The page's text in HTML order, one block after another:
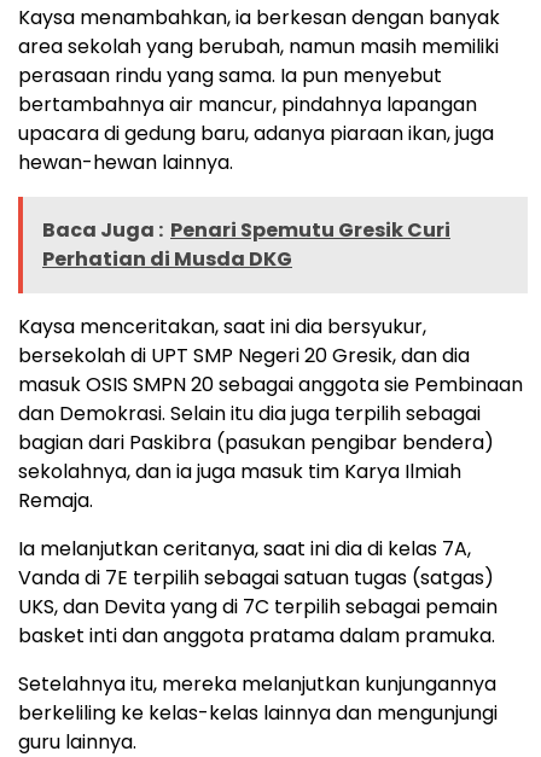
Kaysa menambahkan, ia berkesan dengan banyak
area sekolah yang berubah, namun masih memiliki
perasaan rindu yang sama. Ia pun menyebut
bertambahnya air mancur, pindahnya lapangan
upacara di gedung baru, adanya piaraan ikan, juga
hewan-hewan lainnya.
Baca Juga : Penari Spemutu Gresik Curi
Perhatian di Musda DKG
Kaysa menceritakan, saat ini dia bersyukur,
bersekolah di UPT SMP Negeri 20 Gresik, dan dia
masuk OSIS SMPN 20 sebagai anggota sie Pembinaan
dan Demokrasi. Selain itu dia juga terpilih sebagai
bagian dari Paskibra (pasukan pengibar bendera)
sekolahnya, dan ia juga masuk tim Karya Ilmiah
Remaja.
Ia melanjutkan ceritanya, saat ini dia di kelas 7A,
Vanda di 7E terpilih sebagai satuan tugas (satgas)
UKS, dan Devita yang di 7C terpilih sebagai pemain
basket inti dan anggota pratama dalam pramuka.
Setelahnya itu, mereka melanjutkan kunjungannya
berkeliling ke kelas-kelas lainnya dan mengunjungi
guru lainnya.